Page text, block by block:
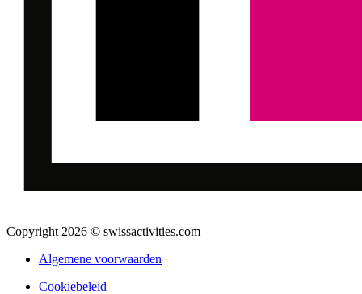
Copyright 2026 © swissactivities.com
Algemene voorwaarden
Cookiebeleid